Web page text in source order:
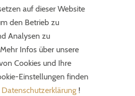
auf dieser Website
den Betrieb zu
Analysen zu
Infos über unsere
Cookies und Ihre
Einstellungen finden
Datenschutzerklärung!
erfolgen ausschließlich
dingungen. Diese gelten auch
und zwar auch
ausdrücklich vereinbart